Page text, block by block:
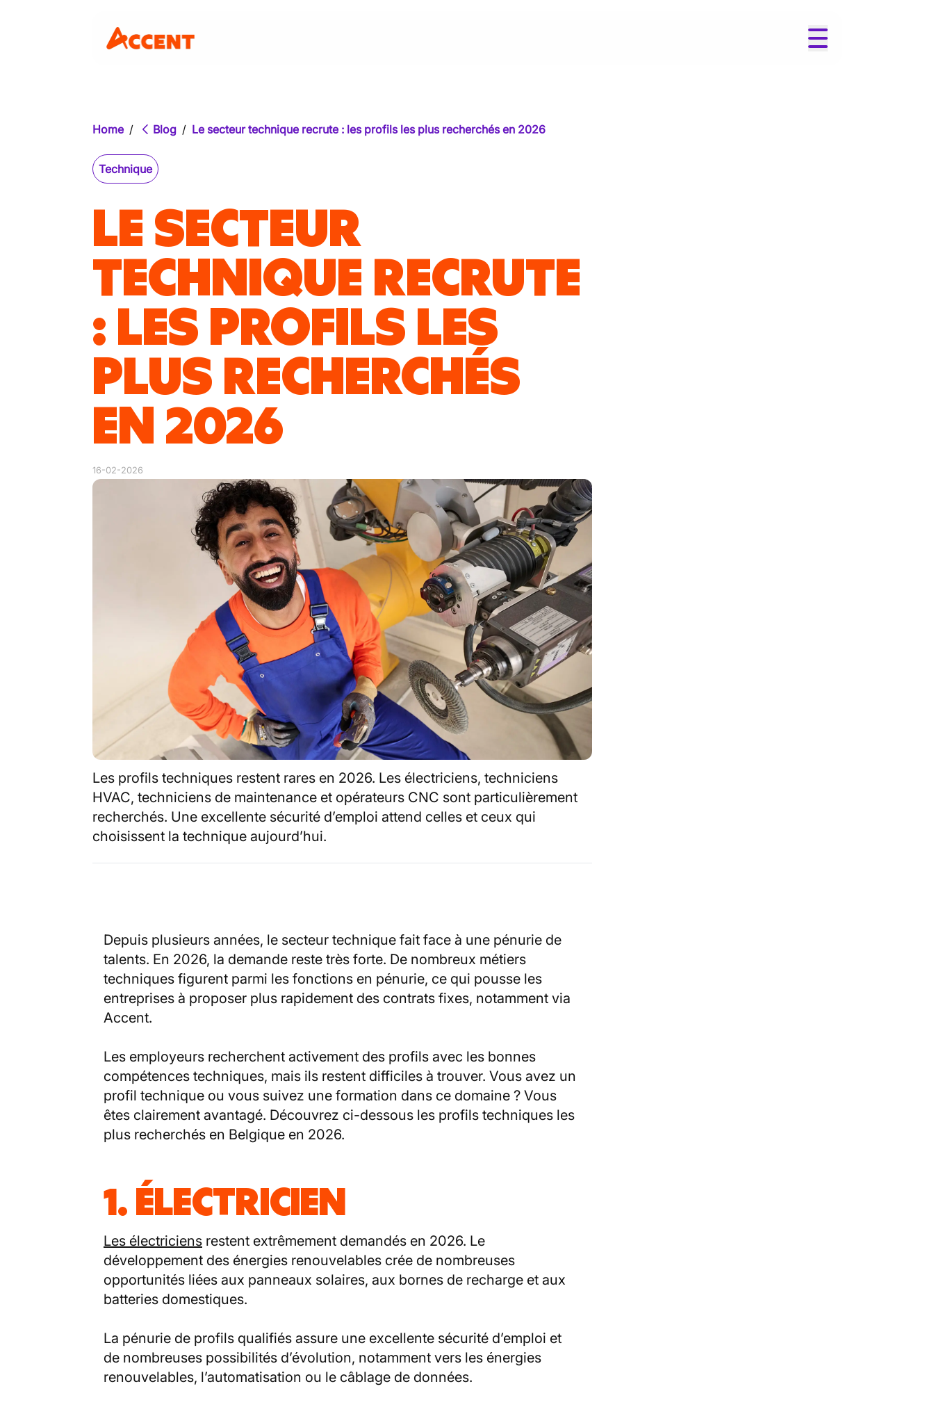
Home / Blog / Le secteur technique recrute : les profils les plus recherchés en 2026
Technique
LE SECTEUR
TECHNIQUE RECRUTE
: LES PROFILS LES
PLUS RECHERCHÉS
EN 2026
16-02-2026
Les profils techniques restent rares en 2026. Les électriciens, techniciens
HVAC, techniciens de maintenance et opérateurs CNC sont particulièrement
recherchés. Une excellente sécurité d’emploi attend celles et ceux qui
choisissent la technique aujourd’hui.
Depuis plusieurs années, le secteur technique fait face à une pénurie de
talents. En 2026, la demande reste très forte. De nombreux métiers
techniques figurent parmi les fonctions en pénurie, ce qui pousse les
entreprises à proposer plus rapidement des contrats fixes, notamment via
Accent.
Les employeurs recherchent activement des profils avec les bonnes
compétences techniques, mais ils restent difficiles à trouver. Vous avez un
profil technique ou vous suivez une formation dans ce domaine ? Vous
êtes clairement avantagé. Découvrez ci-dessous les profils techniques les
plus recherchés en Belgique en 2026.
1. ÉLECTRICIEN
Les électriciens restent extrêmement demandés en 2026. Le
développement des énergies renouvelables crée de nombreuses
opportunités liées aux panneaux solaires, aux bornes de recharge et aux
batteries domestiques.
La pénurie de profils qualifiés assure une excellente sécurité d’emploi et
de nombreuses possibilités d’évolution, notamment vers les énergies
renouvelables, l’automatisation ou le câblage de données.